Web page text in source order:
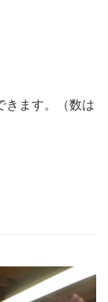
ます。（数は